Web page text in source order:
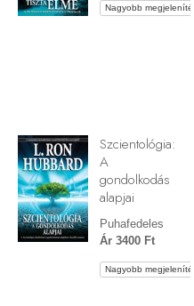
Nagyobb megjelenítés
Szcientológia:
A
gondolkodás
alapjai
Puhafedeles
Ár 3400 Ft
Nagyobb megjelenítés